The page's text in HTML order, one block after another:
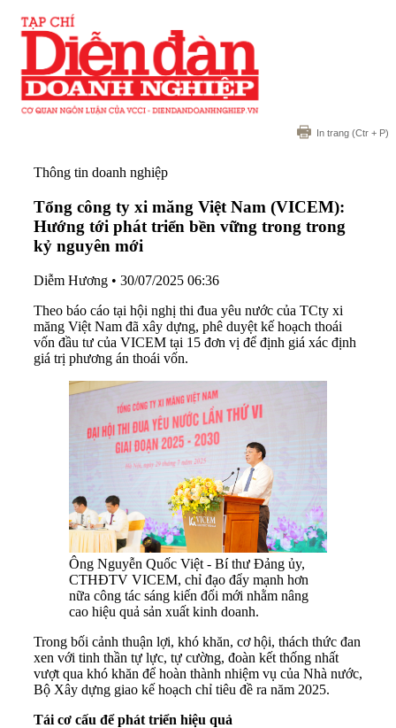
In trang (Ctr + P)
Thông tin doanh nghiệp
Tổng công ty xi măng Việt Nam (VICEM):
Hướng tới phát triển bền vững trong trong
kỷ nguyên mới
Diễm Hương • 30/07/2025 06:36
Theo báo cáo tại hội nghị thi đua yêu nước của TCty xi
măng Việt Nam đã xây dựng, phê duyệt kế hoạch thoái
vốn đầu tư của VICEM tại 15 đơn vị để định giá xác định
giá trị phương án thoái vốn.
Ông Nguyễn Quốc Việt - Bí thư Đảng ủy,
CTHĐTV VICEM, chỉ đạo đẩy mạnh hơn
nữa công tác sáng kiến đổi mới nhằm nâng
cao hiệu quả sản xuất kinh doanh.
Trong bối cảnh thuận lợi, khó khăn, cơ hội, thách thức đan
xen với tinh thần tự lực, tự cường, đoàn kết thống nhất
vượt qua khó khăn để hoàn thành nhiệm vụ của Nhà nước,
Bộ Xây dựng giao kế hoạch chỉ tiêu đề ra năm 2025.
Tái cơ cấu để phát triển hiệu quả